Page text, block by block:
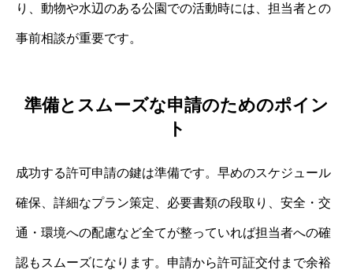
り、動物や水辺のある公園での活動時には、担当者との
事前相談が重要です。
準備とスムーズな申請のためのポイン
ト
成功する許可申請の鍵は準備です。早めのスケジュール
確保、詳細なプラン策定、必要書類の段取り、安全・交
通・環境への配慮など全てが整っていれば担当者への確
認もスムーズになります。申請から許可証交付まで余裕